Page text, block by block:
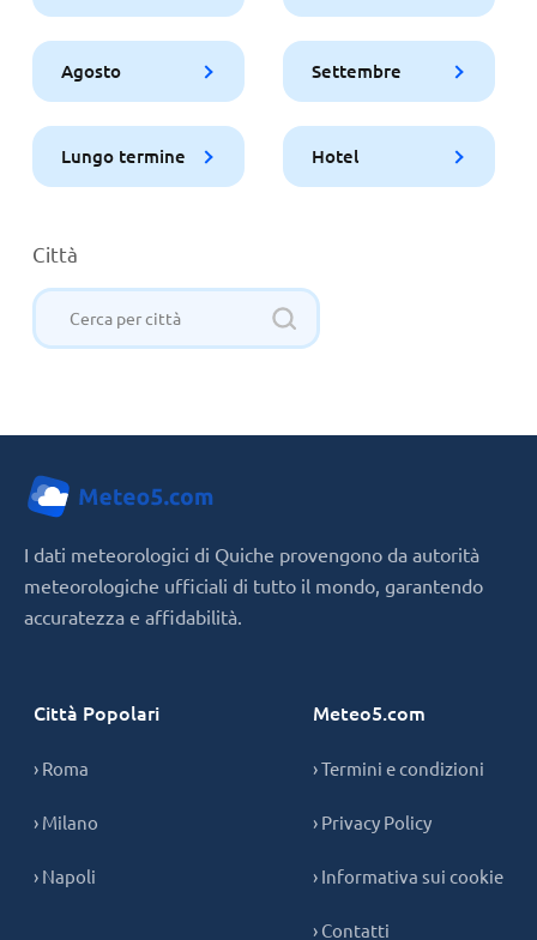
Agosto Settembre
Lungo termine Hotel
Città
I dati meteorologici di Quiche provengono da autorità
meteorologiche ufficiali di tutto il mondo, garantendo
accuratezza e affidabilità.
Città Popolari
› Roma
› Milano
› Napoli
Meteo5.com
› Termini e condizioni
› Privacy Policy
› Informativa sui cookie
› Contatti